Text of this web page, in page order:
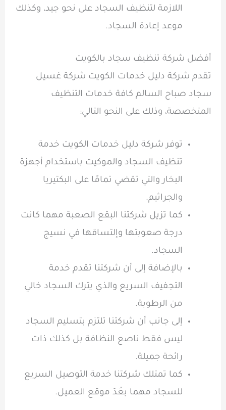
اللازمة لتنظيف السجاد على نحو جيد، وكذلك
موعد إعادة السجاد.
أفضل شركة تنظيف سجاد بالكويت
تقدم شركة دليل خدمات الكويت شركة غسيل
سجاد صباح السالم كافة خدمات التنظيف
المتخصصة، وذلك على النحو التالي:
توفر شركة دليل خدمات الكويت خدمة
تنظيف السجاد والموكيت باستخدام أجهزة
البخار والتي تقضي تمامًا على البكتيريا
والجراثيم.
كما تزيل شركتنا البقع الصعبة مهما كانت
درجة صعوبتها وإلتساقها في نسيج
السجاد.
بالإضافة إلى أن شركتنا تقدم خدمة
التجفيف السريع والذي يترك السجاد خالي
من الرطوبة.
إلى جانب أن شركتنا تلتزم بتسليم السجاد
ليس فقط ناصع النظافة بل كذلك ذات
رائحة جميلة.
كما تمتلك شركتنا خدمة التوصيل السريع
للسجاد مهما بعُدَ موقع العميل.